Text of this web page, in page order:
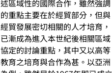
述區域性的國際合作，雖然強調
的重點主要在於經貿部分，但與
經貿發展密切相關的人才培育，
已漸成為進入本世紀後相關區域
協定的討論重點，其中又以高等
教育之培育與合作為甚。以亞洲